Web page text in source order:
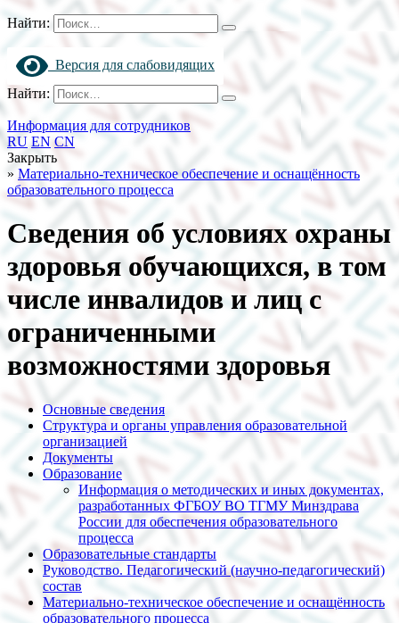
Найти:
Версия для слабовидящих
Найти:
Информация для сотрудников
RU EN CN
Закрыть
» Материально-техническое обеспечение и оснащённость
образовательного процесса
Сведения об условиях охраны
здоровья обучающихся, в том
числе инвалидов и лиц с
ограниченными
возможностями здоровья
Основные сведения
Структура и органы управления образовательной
организацией
Документы
Образование
Информация о методических и иных документах,
разработанных ФГБОУ ВО ТГМУ Минздрава
России для обеспечения образовательного
процесса
Образовательные стандарты
Руководство. Педагогический (научно-педагогический)
состав
Материально-техническое обеспечение и оснащённость
образовательного процесса